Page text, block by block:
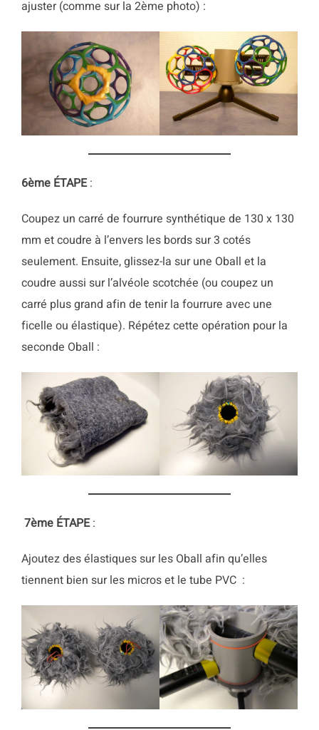
ajuster (comme sur la 2ème photo) :
6ème ÉTAPE:
Coupez un carré de fourrure synthétique de 130 x 130
mm et coudre à l’envers les bords sur 3 cotés
seulement. Ensuite, glissez-la sur une Oball et la
coudre aussi sur l’alvéole scotchée (ou coupez un
carré plus grand afin de tenir la fourrure avec une
ficelle ou élastique). Répétez cette opération pour la
seconde Oball :
7ème ÉTAPE:
Ajoutez des élastiques sur les Oball afin qu’elles
tiennent bien sur les micros et le tube PVC :